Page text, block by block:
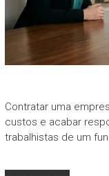
Contratar uma
custos e acabar
trabalhistas de um